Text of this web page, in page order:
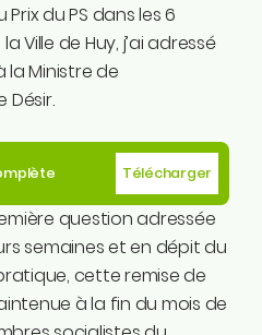
du PS dans les 6
Ville de Huy, j’ai adressé
la Ministre de
Désir.
Télécharger
question adressée
semaines et en dépit du
cette remise de
à la fin du mois de